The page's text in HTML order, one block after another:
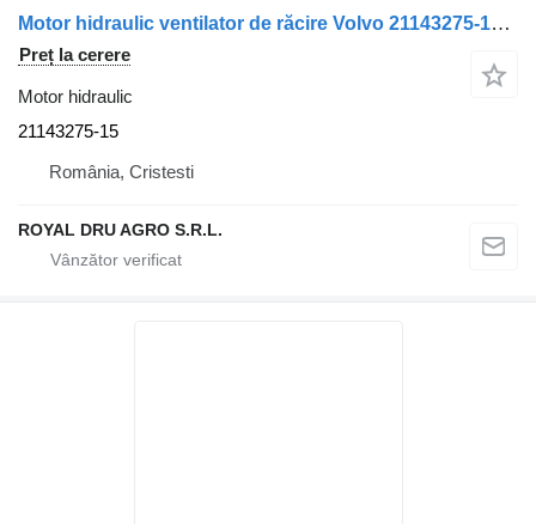
Motor hidraulic ventilator de răcire Volvo 21143275-15 pentru camion
Preț la cerere
Motor hidraulic
21143275-15
România, Cristesti
ROYAL DRU AGRO S.R.L.